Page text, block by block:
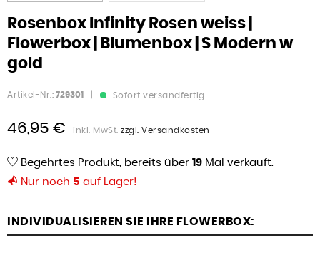
Rosenbox Infinity Rosen weiss |
Flowerbox | Blumenbox | S Modern w
gold
Artikel-Nr.: 729301 Sofort versandfertig
46,95 € inkl. MwSt. zzgl. Versandkosten
Begehrtes Produkt, bereits über 19 Mal verkauft.
Nur noch 5 auf Lager!
INDIVIDUALISIEREN SIE IHRE FLOWERBOX: